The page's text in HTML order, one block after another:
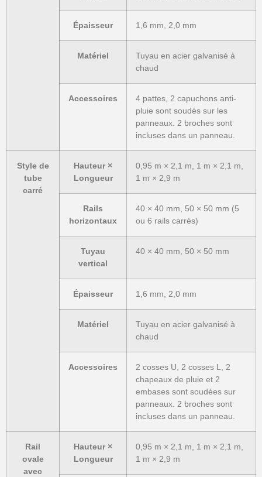
Épaisseur 1,6 mm, 2,0 mm
Matériel
Tuyau en acier galvanisé à
chaud
Accessoires
4 pattes, 2 capuchons anti-
pluie sont soudés sur les
panneaux. 2 broches sont
incluses dans un panneau.
Style de
tube
carré
Hauteur ×
Longueur
0,95 m × 2,1 m, 1 m × 2,1 m,
1 m × 2,9 m
Rails
horizontaux
40 × 40 mm, 50 × 50 mm (5
ou 6 rails carrés)
Tuyau
vertical
40 × 40 mm, 50 × 50 mm
Épaisseur 1,6 mm, 2,0 mm
Matériel
Tuyau en acier galvanisé à
chaud
Accessoires
2 cosses U, 2 cosses L, 2
chapeaux de pluie et 2
embases sont soudées sur
panneaux. 2 broches sont
incluses dans un panneau.
Rail
ovale
avec
Hauteur ×
Longueur
0,95 m × 2,1 m, 1 m × 2,1 m,
1 m × 2,9 m